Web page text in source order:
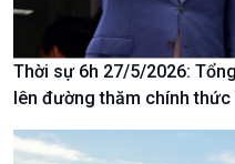
Thời sự 6h 27/5/2026:
lên đường thăm chính thức